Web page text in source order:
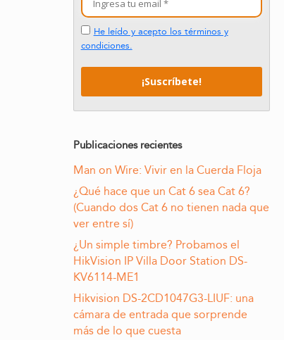
He leído y acepto los términos y
condiciones.
Publicaciones recientes
Man on Wire: Vivir en la Cuerda Floja
¿Qué hace que un Cat 6 sea Cat 6?
(Cuando dos Cat 6 no tienen nada que
ver entre sí)
¿Un simple timbre? Probamos el
HikVision IP Villa Door Station DS-
KV6114-ME1
Hikvision DS-2CD1047G3-LIUF: una
cámara de entrada que sorprende
más de lo que cuesta